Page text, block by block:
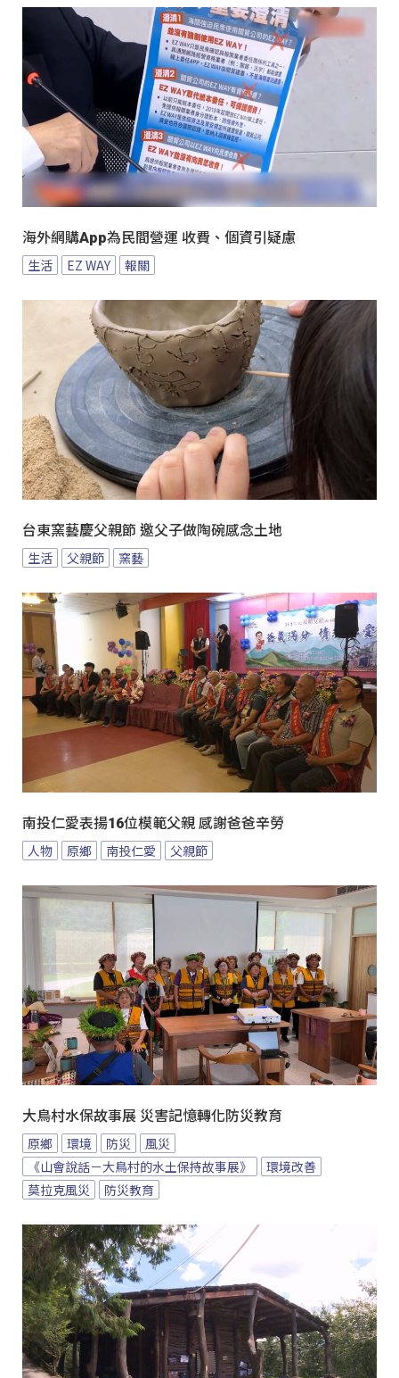
海外網購App為民間營運 收費、個資引疑慮
生活 EZ WAY 報關
台東窯藝慶父親節 邀父子做陶碗感念土地
生活 父親節 窯藝
南投仁愛表揚16位模範父親 感謝爸爸辛勞
人物 原鄉 南投仁愛 父親節
大鳥村水保故事展 災害記憶轉化防災教育
原鄉 環境 防災
風災
《山會說話－大鳥村的水土保持故事展》
環境改善
莫拉克風災
防災教育